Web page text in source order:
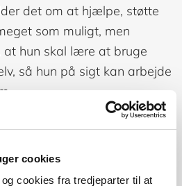
cookies
cookies fra tredjeparter til at
det om at hjælpe, støtte
som muligt, men
at hun skal lære at bruge
så hun på sigt kan arbejde
af arbejdshukommelsen
rumlige input. Nogle elever
kæmper også med